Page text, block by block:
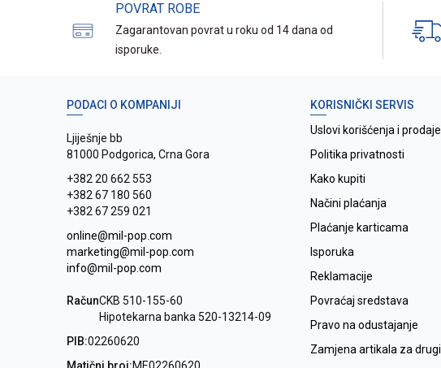
POVRAT ROBE
Zagarantovan povrat u roku od 14 dana od
isporuke.
PODACI O KOMPANIJI
Ljiješnje bb
81000 Podgorica, Crna Gora
+382 20 662 553
+382 67 180 560
+382 67 259 021
online@mil-pop.com
marketing@mil-pop.com
info@mil-pop.com
RačunCKB 510-155-60
Hipotekarna banka 520-13214-09
PIB:02260620
KORISNIČKI SERVIS
Uslovi korišćenja i prodaje
Politika privatnosti
Kako kupiti
Načini plaćanja
Plaćanje karticama
Isporuka
Reklamacije
Povraćaj sredstava
Pravo na odustajanje
Zamjena artikala za drugi